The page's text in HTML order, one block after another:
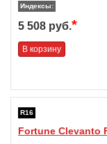
Индексы:
5 508 руб.*
В корзину
R16
Fortune Clevanto